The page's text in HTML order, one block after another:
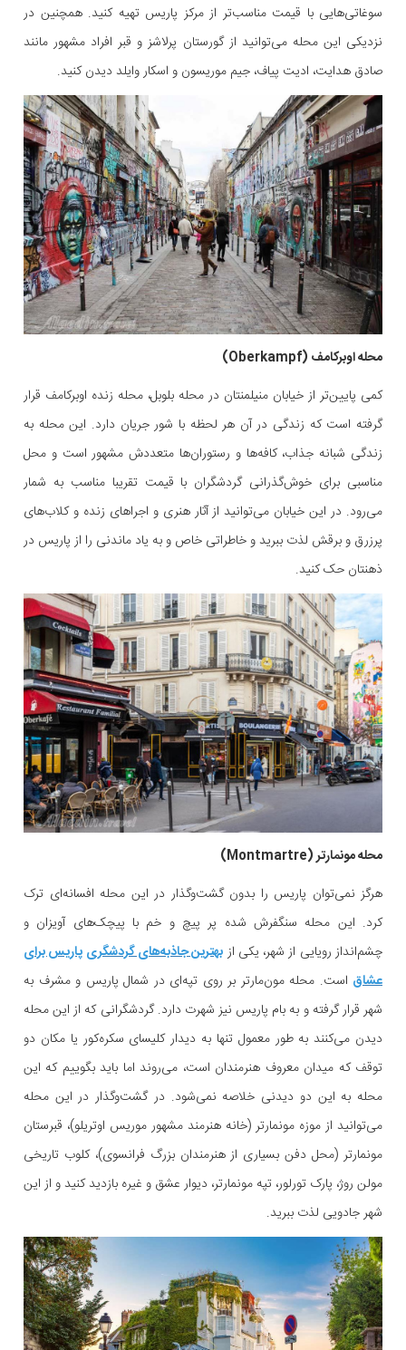
سوغاتی‌هایی با قیمت مناسب‌تر از مرکز پاریس تهیه کنید. همچنین در
نزدیکی این محله می‌توانید از گورستان پرلاشز و قبر افراد مشهور مانند
صادق هدایت، ادیت پیاف، جیم موریسون و اسکار وایلد دیدن کنید.
محله اوبرکامف (Oberkampf)
کمی پایین‌تر از خیابان منیلمنتان در محله بلوبل، محله زنده اوبرکامف قرار
گرفته است که زندگی در آن هر لحظه با شور جریان دارد. این محله به
زندگی شبانه جذاب، کافه‌ها و رستوران‌ها متعددش مشهور است و محل
مناسبی برای خوش‌گذرانی گردشگران با قیمت تقریبا مناسب به شمار
می‌رود. در این خیابان می‌توانید از آثار هنری و اجراهای زنده و کلاب‌های
پرزرق و برقش لذت ببرید و خاطراتی خاص و به یاد ماندنی را از پاریس در
ذهنتان حک کنید.
محله مونمارتر (Montmartre)
هرگز نمی‌توان پاریس را بدون گشت‌و‌گذار در این محله افسانه‌ای ترک
کرد. این محله سنگفرش شده پر پیچ و خم با پیچک‌های آویزان و
چشم‌انداز رویایی از شهر، یکی از بهترین جاذبه‌های گردشگری پاریس برای
عشاق است. محله مون‌مارتر بر روی تپه‌ای در شمال پاریس و مشرف به
شهر قرار گرفته و به بام پاریس نیز شهرت دارد. گردشگرانی که از این محله
دیدن می‌کنند به طور معمول تنها به دیدار کلیسای سکره‌کور یا مکان دو
توقف که میدان معروف هنرمندان است، می‌روند اما باید بگوییم که این
محله به این دو دیدنی خلاصه نمی‌شود. در گشت‌و‌گذار در این محله
می‌توانید از موزه مونمارتر (خانه هنرمند مشهور موریس اوتریلو)، قبرستان
مونمارتر (محل دفن بسیاری از هنرمندان بزرگ فرانسوی)، کلوب تاریخی
مولن روژ، پارک تورلور، تپه مونمارتر، دیوار عشق و غیره بازدید کنید و از این
شهر جادویی لذت ببرید.